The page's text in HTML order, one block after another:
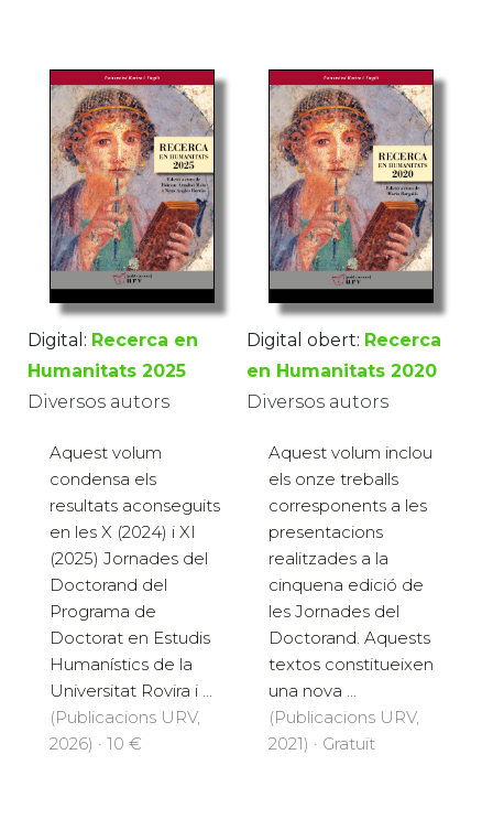
Digital: Recerca en
Humanitats 2025
Diversos autors
Aquest volum
condensa els
resultats aconseguits
en les X (2024) i XI
(2025) Jornades del
Doctorand del
Programa de
Doctorat en Estudis
Humanístics de la
Universitat Rovira i ...
(Publicacions URV,
2026) · 10 €
Digital obert: Recerca
en Humanitats 2020
Diversos autors
Aquest volum inclou
els onze treballs
corresponents a les
presentacions
realitzades a la
cinquena edició de
les Jornades del
Doctorand. Aquests
textos constitueixen
una nova ...
(Publicacions URV,
2021) · Gratuït